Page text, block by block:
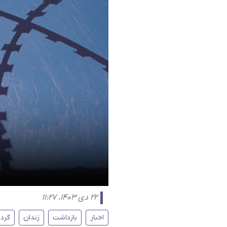
۲۲ دی ۱۴۰۳، ۱۱:۲۷
اخبار بازداشت زندان